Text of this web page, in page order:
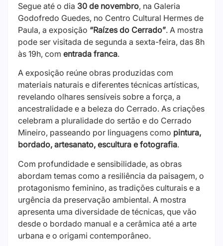
Segue até o dia 30 de novembro, na Galeria
Godofredo Guedes, no Centro Cultural Hermes de
Paula, a exposição “Raízes do Cerrado”. A mostra
pode ser visitada de segunda a sexta-feira, das 8h
às 19h, com entrada franca.
A exposição reúne obras produzidas com
materiais naturais e diferentes técnicas artísticas,
revelando olhares sensíveis sobre a força, a
ancestralidade e a beleza do Cerrado. As criações
celebram a pluralidade do sertão e do Cerrado
Mineiro, passeando por linguagens como pintura,
bordado, artesanato, escultura e fotografia.
Com profundidade e sensibilidade, as obras
abordam temas como a resiliência da paisagem, o
protagonismo feminino, as tradições culturais e a
urgência da preservação ambiental. A mostra
apresenta uma diversidade de técnicas, que vão
desde o bordado manual e a cerâmica até a arte
urbana e o origami contemporâneo.